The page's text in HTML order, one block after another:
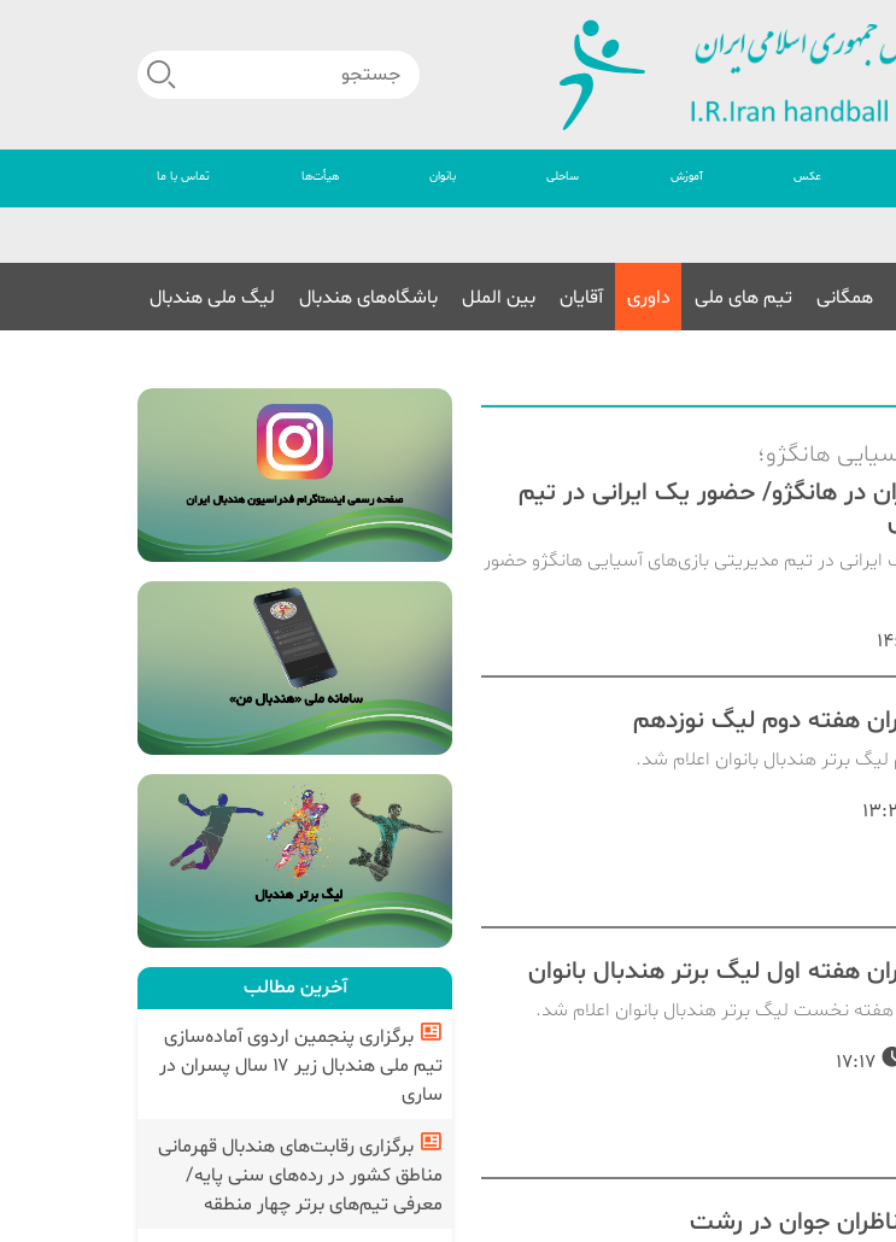
عکس آموزش ساحلی بانوان هیأت‌ها تماس با ما
همگانی تیم های ملی داوری آقایان بین الملل باشگاه‌های هندبال لیگ ملی هندبال
هانگژو؛
ایران در هانگژو/ حضور یک ایرانی در تیم
ایرانی در تیم مدیریتی بازی‌های آسیایی هانگژو حضور
هفته دوم لیگ نوزدهم
برتر هندبال بانوان اعلام شد.
هفته اول لیگ برتر هندبال بانوان
نخست لیگ برتر هندبال بانوان اعلام شد.
ناظران جوان در رشت
آخرین مطالب
برگزاری پنجمین اردوی آماده‌سازی
تیم ملی هندبال زیر ۱۷ سال پسران در
ساری
برگزاری رقابت‌های هندبال قهرمانی
مناطق کشور در رده‌های سنی پایه/
معرفی تیم‌های برتر چهار منطقه